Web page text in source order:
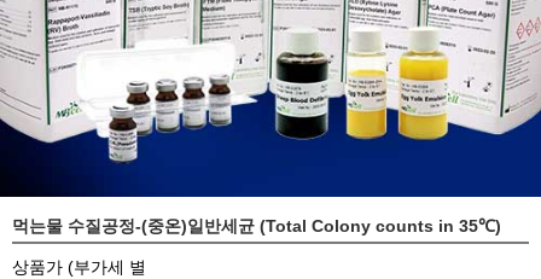
먹는물 수질공정-(중온)일반세균 (Total Colony counts in 35℃)
상품가 (부가세 별